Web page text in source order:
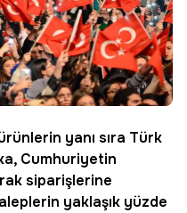
yanı sıra Türk
Cumhuriyetin
siparişlerine
yaklaşık yüzde